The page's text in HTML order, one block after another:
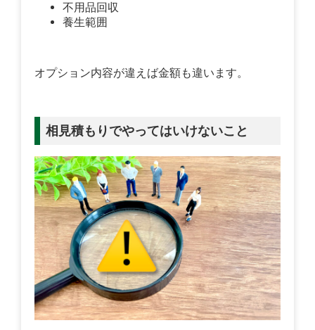
不用品回収
養生範囲
オプション内容が違えば金額も違います。
相見積もりでやってはいけないこと